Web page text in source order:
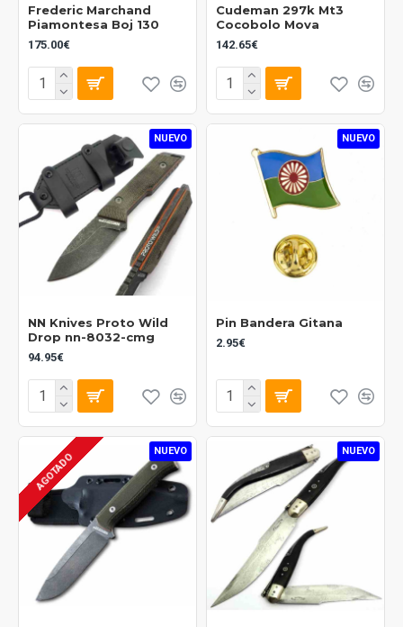
Frederic Marchand
Piamontesa Boj 130
175.00€
Cudeman 297k Mt3
Cocobolo Mova
142.65€
NUEVO
NN Knives Proto Wild
Drop nn-8032-cmg
94.95€
NUEVO
Pin Bandera Gitana
2.95€
NUEVO
AGOTADO
NUEVO